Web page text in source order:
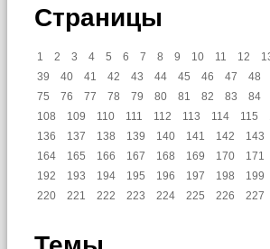
Страницы
1 2 3 4 5 6 7 8 9 10 11 12
39
40 41 42 43 44 45 46 47 48
75
76 77 78 79 80 81 82 83 84
108
109 110 111 112 113 114 115
136
137 138 139 140 141 142 143
164
165 166 167 168 169 170 171
192
193 194 195 196 197 198 199
220
221 222 223 224 225 226 227